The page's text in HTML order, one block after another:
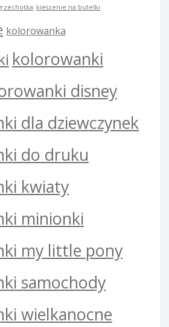
kieszenie na butelki
kolorowanka
kolorowanki
disney
dla dziewczynek
do druku
kwiaty
minionki
my little pony
samochody
wielkanocne